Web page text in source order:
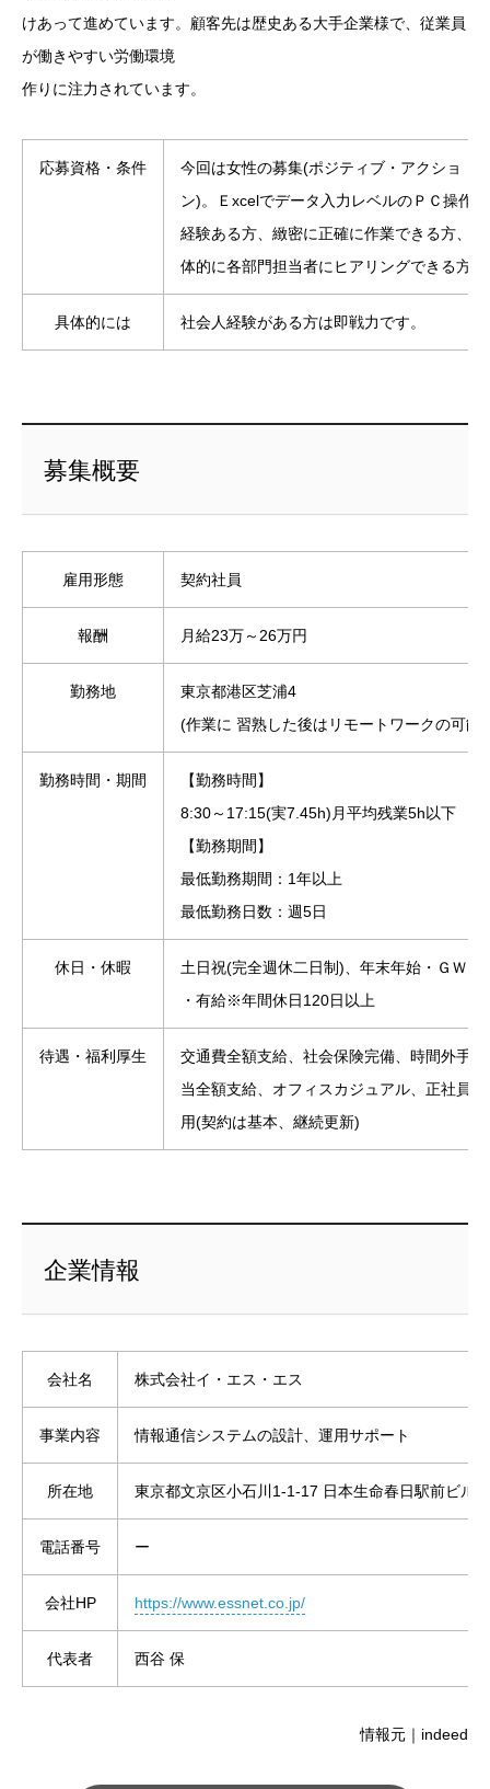
けあって進めています。顧客先は歴史ある大手企業様で、従業員
が働きやすい労働環境
作りに注力されています。
応募資格・条件
今回は女性の募集(ポジティブ・アクショ
ン)。Ｅxcelでデータ入力レベルのＰＣ操作
経験ある方、緻密に正確に作業できる方、主
体的に各部門担当者にヒアリングできる方
具体的には 社会人経験がある方は即戦力です。
募集概要
雇用形態 契約社員
報酬 月給23万～26万円
勤務地
東京都港区芝浦4
(作業に 習熟した後はリモートワークの可能
勤務時間・期間
【勤務時間】
8:30～17:15(実7.45h)月平均残業5h以下
【勤務期間】
最低勤務期間：1年以上
最低勤務日数：週5日
休日・休暇
土日祝(完全週休二日制)、年末年始・ＧＷ
・有給※年間休日120日以上
待遇・福利厚生
交通費全額支給、社会保険完備、時間外手
当全額支給、オフィスカジュアル、正社員登
用(契約は基本、継続更新)
企業情報
会社名 株式会社イ・エス・エス
事業内容 情報通信システムの設計、運用サポート
所在地 東京都文京区小石川1-1-17 日本生命春日駅前ビル
電話番号 ー
会社HP https://www.essnet.co.jp/
代表者 西谷 保
情報元｜indeed